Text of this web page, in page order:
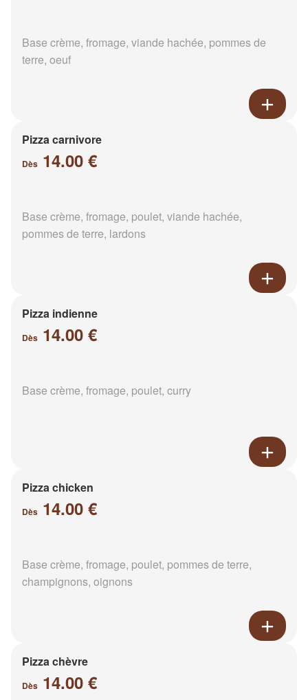
Base crème, fromage, viande hachée, pommes de
terre, oeuf
Pizza carnivore
Dès 14.00 €
Base crème, fromage, poulet, viande hachée,
pommes de terre, lardons
Pizza indienne
Dès 14.00 €
Base crème, fromage, poulet, curry
Pizza chicken
Dès 14.00 €
Base crème, fromage, poulet, pommes de terre,
champignons, oignons
Pizza chèvre
Dès 14.00 €